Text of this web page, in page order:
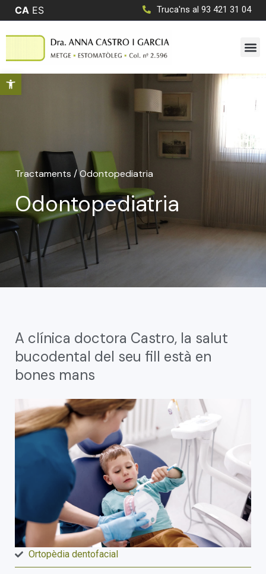
Obre la barra d'eines
CA ES Truca'ns al 93 421 31 04
Tractaments / Odontopediatria
Odontopediatria
A clínica doctora Castro, la salut
bucodental del seu fill està en
bones mans
Ortopèdia dentofacial